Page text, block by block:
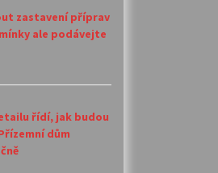
zastavení příprav
ale podávejte
řídí, jak budou
dům